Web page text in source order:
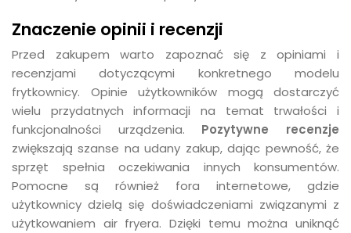
Znaczenie opinii i recenzji
Przed zakupem warto zapoznać się z opiniami i
recenzjami dotyczącymi konkretnego modelu
frytkownicy. Opinie użytkowników mogą dostarczyć
wielu przydatnych informacji na temat trwałości i
funkcjonalności urządzenia. Pozytywne recenzje
zwiększają szanse na udany zakup, dając pewność, że
sprzęt spełnia oczekiwania innych konsumentów.
Pomocne są również fora internetowe, gdzie
użytkownicy dzielą się doświadczeniami związanymi z
użytkowaniem air fryera. Dzięki temu można uniknąć